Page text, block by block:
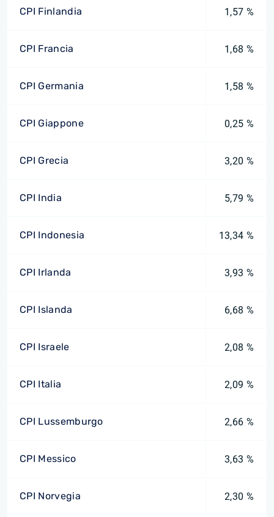
CPI Finlandia 1,57 %
CPI Francia 1,68 %
CPI Germania 1,58 %
CPI Giappone 0,25 %
CPI Grecia 3,20 %
CPI India 5,79 %
CPI Indonesia 13,34 %
CPI Irlanda 3,93 %
CPI Islanda 6,68 %
CPI Israele 2,08 %
CPI Italia 2,09 %
CPI Lussemburgo 2,66 %
CPI Messico 3,63 %
CPI Norvegia 2,30 %